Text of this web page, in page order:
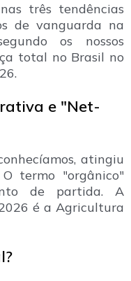
três tendências
de vanguarda na
os nossos
total no Brasil no
e "Net-
atingiu
termo "orgânico"
de partida. A
é a Agricultura